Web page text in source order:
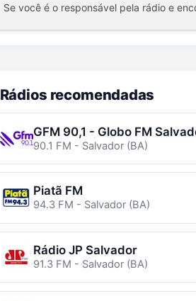
Se você é o responsável pela rádio e
Rádios recomendadas
GFM 90,1 - Globo FM
90.1 FM - Salvador (BA)
Piatã FM
94.3 FM - Salvador (BA)
Rádio JP Salvador
91.3 FM - Salvador (BA)